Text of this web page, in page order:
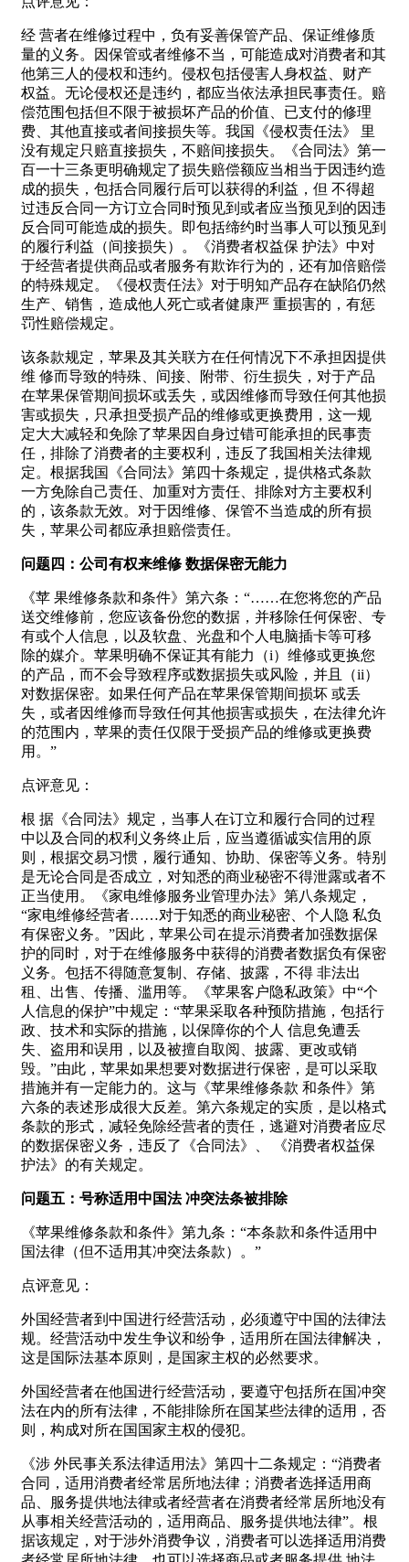
经 营者在维修过程中，负有妥善保管产品、保证维修质
量的义务。因保管或者维修不当，可能造成对消费者和其
他第三人的侵权和违约。侵权包括侵害人身权益、财产
权益。无论侵权还是违约，都应当依法承担民事责任。赔
偿范围包括但不限于被损坏产品的价值、已支付的修理
费、其他直接或者间接损失等。我国《侵权责任法》 里
没有规定只赔直接损失，不赔间接损失。《合同法》第一
百一十三条更明确规定了损失赔偿额应当相当于因违约造
成的损失，包括合同履行后可以获得的利益，但 不得超
过违反合同一方订立合同时预见到或者应当预见到的因违
反合同可能造成的损失。即包括缔约时当事人可以预见到
的履行利益（间接损失）。《消费者权益保 护法》中对
于经营者提供商品或者服务有欺诈行为的，还有加倍赔偿
的特殊规定。《侵权责任法》对于明知产品存在缺陷仍然
生产、销售，造成他人死亡或者健康严 重损害的，有惩
罚性赔偿规定。
该条款规定，苹果及其关联方在任何情况下不承担因提供
维 修而导致的特殊、间接、附带、衍生损失，对于产品
在苹果保管期间损坏或丢失，或因维修而导致任何其他损
害或损失，只承担受损产品的维修或更换费用，这一规
定大大减轻和免除了苹果因自身过错可能承担的民事责
任，排除了消费者的主要权利，违反了我国相关法律规
定。根据我国《合同法》第四十条规定，提供格式条款
一方免除自己责任、加重对方责任、排除对方主要权利
的，该条款无效。对于因维修、保管不当造成的所有损
失，苹果公司都应承担赔偿责任。
问题四：公司有权来维修 数据保密无能力
《苹 果维修条款和条件》第六条：“……在您将您的产品
送交维修前，您应该备份您的数据，并移除任何保密、专
有或个人信息，以及软盘、光盘和个人电脑插卡等可移
除的媒介。苹果明确不保证其有能力（i）维修或更换您
的产品，而不会导致程序或数据损失或风险，并且（ii）
对数据保密。如果任何产品在苹果保管期间损坏 或丢
失，或者因维修而导致任何其他损害或损失，在法律允许
的范围内，苹果的责任仅限于受损产品的维修或更换费
用。”
点评意见：
根 据《合同法》规定，当事人在订立和履行合同的过程
中以及合同的权利义务终止后，应当遵循诚实信用的原
则，根据交易习惯，履行通知、协助、保密等义务。特别
是无论合同是否成立，对知悉的商业秘密不得泄露或者不
正当使用。《家电维修服务业管理办法》第八条规定，
“家电维修经营者……对于知悉的商业秘密、个人隐 私负
有保密义务。”因此，苹果公司在提示消费者加强数据保
护的同时，对于在维修服务中获得的消费者数据负有保密
义务。包括不得随意复制、存储、披露，不得 非法出
租、出售、传播、滥用等。《苹果客户隐私政策》中“个
人信息的保护”中规定：“苹果采取各种预防措施，包括行
政、技术和实际的措施，以保障你的个人 信息免遭丢
失、盗用和误用，以及被擅自取阅、披露、更改或销
毁。”由此，苹果如果想要对数据进行保密，是可以采取
措施并有一定能力的。这与《苹果维修条款 和条件》第
六条的表述形成很大反差。第六条规定的实质，是以格式
条款的形式，减轻免除经营者的责任，逃避对消费者应尽
的数据保密义务，违反了《合同法》、 《消费者权益保
护法》的有关规定。
问题五：号称适用中国法 冲突法条被排除
《苹果维修条款和条件》第九条：“本条款和条件适用中
国法律（但不适用其冲突法条款）。”
点评意见：
外国经营者到中国进行经营活动，必须遵守中国的法律法
规。经营活动中发生争议和纷争，适用所在国法律解决，
这是国际法基本原则，是国家主权的必然要求。
外国经营者在他国进行经营活动，要遵守包括所在国冲突
法在内的所有法律，不能排除所在国某些法律的适用，否
则，构成对所在国国家主权的侵犯。
《涉 外民事关系法律适用法》第四十二条规定：“消费者
合同，适用消费者经常居所地法律；消费者选择适用商
品、服务提供地法律或者经营者在消费者经常居所地没有
从事相关经营活动的，适用商品、服务提供地法律”。根
据该规定，对于涉外消费争议，消费者可以选择适用消费